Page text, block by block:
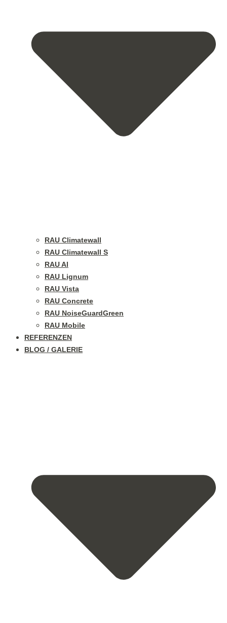
RAU Climatewall
RAU Climatewall S
RAU Al
RAU Lignum
RAU Vista
RAU Concrete
RAU NoiseGuardGreen
RAU Mobile
REFERENZEN
BLOG / GALERIE